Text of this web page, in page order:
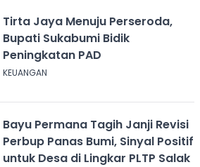
Tirta Jaya Menuju Perseroda,
Bupati Sukabumi Bidik
Peningkatan PAD
KEUANGAN
Bayu Permana Tagih Janji Revisi
Perbup Panas Bumi, Sinyal Positif
untuk Desa di Lingkar PLTP Salak